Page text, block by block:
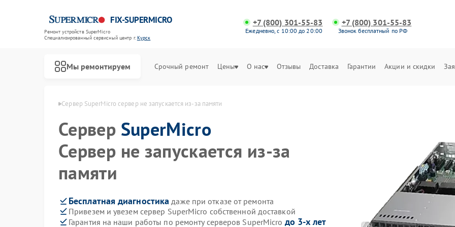
FIX-SUPERMICRO
Ремонт устройств SuperMicro
Специализированный cервисный центр г.Курск
+7 (800) 301-55-83
Ежедневно, с 10:00 до 20:00
+7 (800) 301-55-83
Звонок бесплатный по РФ
Мы ремонтируем Срочный ремонт Цены О нас Отзывы Доставка Гарантии Акции и скидки
в Курске Сервер SuperMicro сервер не запускается из-за памяти
Сервер SuperMicro
Сервер не запускается из-за
памяти
Бесплатная диагностика даже при отказе от ремонта
Привезем и увезем сервер SuperMicro собственной доставкой
Гарантия на наши работы по ремонту серверов SuperMicro до 3-х лет